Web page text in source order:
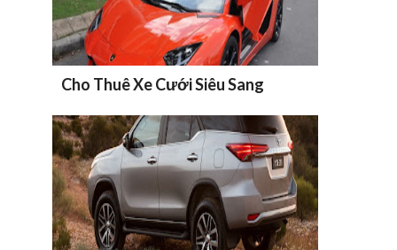
Cho Thuê Xe Cưới Siêu Sang